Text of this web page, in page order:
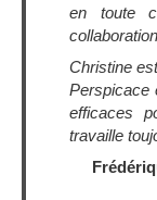
en toute
Christine
Perspicace
efficaces
travaille